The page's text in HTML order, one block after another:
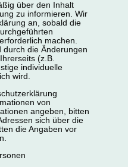
über den Inhalt
zu informieren. Wir
an, sobald die
machen.
durch die Änderungen
(z.B.
individuelle
wird.
von
angeben, bitten
sich über die
die Angaben vor